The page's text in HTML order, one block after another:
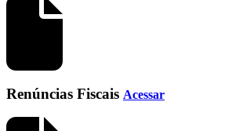
Renúncias Fiscais Acessar